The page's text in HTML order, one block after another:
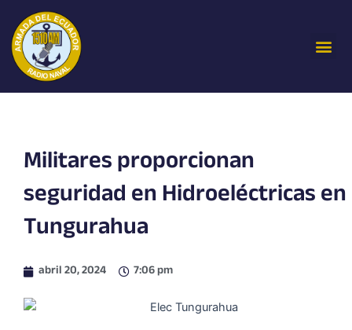
contenido
Militares proporcionan
seguridad en Hidroeléctricas en
Tungurahua
abril 20, 2024 7:06 pm